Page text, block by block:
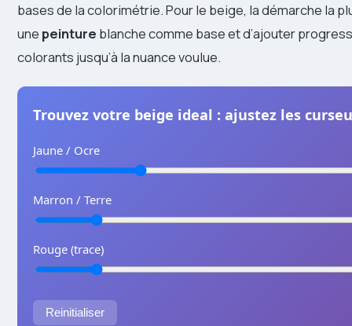
bases de la colorimétrie. Pour le beige, la démarche la
une peinture blanche comme base et d’ajouter
colorants jusqu’à la nuance voulue.
Trouvez votre beige ideal : ajustez les
Jaune / Ocre
Marron / Terre
Rouge (trace)
Reinitialiser